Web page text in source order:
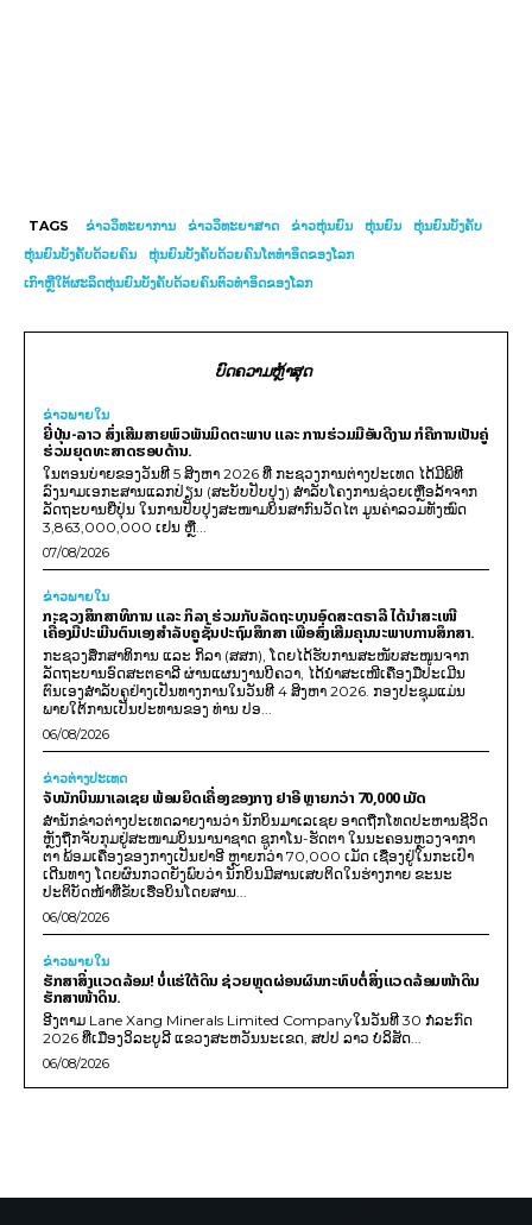
TAGS ຂ່າວວິທະຍາການ ຂ່າວວິທະຍາສາດ ຂ່າວຫຸ່ນຍົນ ຫຸ່ນຍົນ
ຫຸ່ນຍົນບັງຄັບ
ຫຸ່ນຍົນບັງຄັບດ້ວຍຄົນ
ຫຸ່ນຍົນບັງຄັບດ້ວຍຄົນໂຕທຳອິດຂອງໂລກ
ເກົາຫຼີໃຕ້ຜະລິດຫຸ່ນຍົນບັງຄັບດ້ວຍຄົນຕົວທຳອິດຂອງໂລກ
ບົດຄວາມຫຼ້າສຸດ
ຂ່າວພາຍ​ໃນ
ຍີ່ປຸ່ນ-ລາວ ສົ່ງເສີມສາຍພົວພັນມິດຕະພາບ ແລະ ການຮ່ວມມືອັນດີງາມ ກໍຄືການເປັນຄູ່
ຮ່ວມຍຸດທະສາດຮອບດ້ານ.
ໃນຕອນບ່າຍຂອງວັນທີ 5 ສິງຫາ 2026 ທີ່ ກະຊວງການຕ່າງປະເທດ ໄດ້ມີພິທີ
ລົງນາມເອກະສານແລກປ່ຽນ (ສະບັບປັບປຸງ) ສໍາລັບໂຄງການຊ່ວຍເຫຼືອລ້າຈາກ
ລັດຖະບານຍີ່ປຸ່ນ ໃນການປັບປຸງສະໜາມບິນສາກົນວັດໄຕ ມູນຄ່າລວມທັງໝົດ
3,863,000,000 ເຢນ ຫຼື...
07/08/2026
ຂ່າວພາຍ​ໃນ
ກະຊວງສຶກສາທິການ ແລະ ກິລາ ຮ່ວມກັບລັດຖະບານອົດສະຕຣາລີ ໄດ້ນຳສະເໜີ
ເຄື່ອງມືປະເມີນຕົນເອງສຳລັບຄູຊັ້ນປະຖົມສຶກສາ ເພື່ອສົ່ງເສີມຄຸນນະພາບການສຶກສາ.
ກະຊວງສຶກສາທິການ ແລະ ກິລາ (ສສກ), ໂດຍໄດ້ຮັບການສະໜັບສະໜູນຈາກ
ລັດຖະບານອົດສະຕຣາລີ ຜ່ານແຜນງານບີຄວາ, ໄດ້ນຳສະເໜີເຄື່ອງມືປະເມີນ
ຕົນເອງສຳລັບຄູຢ່າງເປັນທາງການໃນວັນທີ 4 ສິງຫາ 2026. ກອງປະຊຸມແມ່ນ
ພາຍໃຕ້ການເປັນປະທານຂອງ ທ່ານ ປອ...
06/08/2026
ຂ່າວຕ່າງປະເທດ
ຈັບນັກບິນມາເລເຊຍ ພ້ອມຍຶດເຄື່ອງຂອງກາງ ຢາອີ ຫຼາຍກວ່າ 70,000 ເມັດ
ສຳນັກຂ່າວຕ່າງປະເທດລາຍງານວ່າ ນັກບິນມາເລເຊຍ ອາດຖືກໂທດປະຫານຊີວິດ
ຫຼັງຖືກຈັບກຸມຢູ່ສະໜາມບິນນານາຊາດ ຊູກາໂນ-ຮັດຕາ ໃນນະຄອນຫຼວງຈາກາ
ຕາ ພ້ອມເຄື່ອງຂອງກາງເປັນຢາອີ ຫຼາຍກວ່າ 70,000 ເມັດ ເຊື່ອງຢູ່ໃນກະເປົາ
ເດີນທາງ ໂດຍຜົນກວດຍັງພົບວ່າ ນັກບິນມີສານເສບຕິດໃນຮ່າງກາຍ ຂະນະ
ປະຕິບັດໜ້າທີ່ຂັບເຮືອບິນໂດຍສານ...
06/08/2026
ຂ່າວພາຍ​ໃນ
ຮັກສາສິ່ງແວດລ້ອມ! ບໍ່ແຮ່ໃຕ້ດິນ ຊ່ວຍຫຼຸດຜ່ອນຜົນກະທົບຕໍ່ສິ່ງແວດລ້ອມໜ້າດິນ
ຮັກສາໜ້າດິນ.
ອີງຕາມ Lane Xang Minerals Limited Companyໃນວັນທີ 30 ກໍລະກົດ
2026 ທີ່ເມືອງວິລະບູລີ ແຂວງສະຫວັນນະເຂດ, ສປປ ລາວ ບໍລິສັດ...
06/08/2026